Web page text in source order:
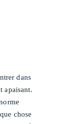
dans
apaisant.
chose